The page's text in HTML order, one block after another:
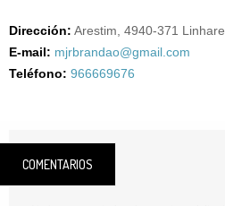
Dirección: Arestim, 4940-371
E-mail: mjrbrandao@gmail.com
Teléfono: 966669676
COMENTARIOS